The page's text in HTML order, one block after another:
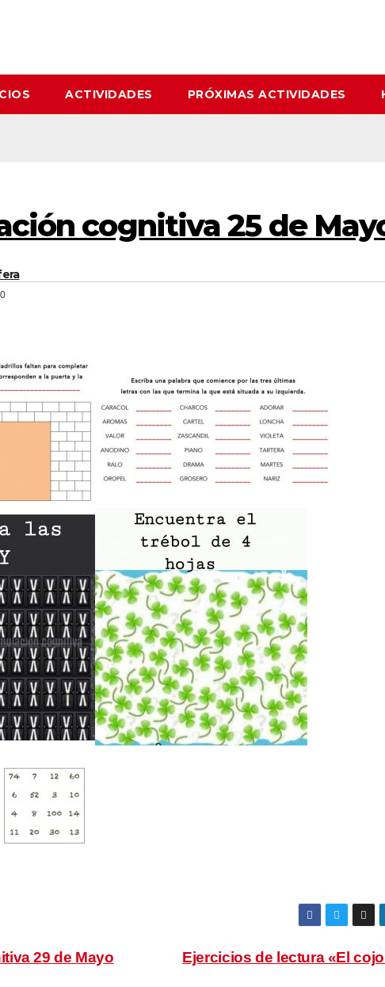
ACTIVIDADES PRÓXIMAS ACTIVIDADES
cognitiva 25 de
Ejercicios de lectura «El
29 de Mayo